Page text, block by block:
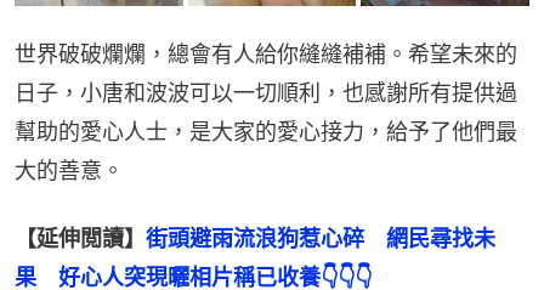
世界破破爛爛，總會有人給你縫縫補補。希望未來的
日子，小唐和波波可以一切順利，也感謝所有提供過
幫助的愛心人士，是大家的愛心接力，給予了他們最
大的善意。
【延伸閲讀】 街頭避雨流浪狗惹心碎　網民尋找未
果　好心人突現曬相片稱已收養👇👇👇